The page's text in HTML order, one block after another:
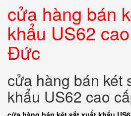
cửa hàng bán
khẩu US62
Đức
cửa hàng bán két
khẩu US62 cao